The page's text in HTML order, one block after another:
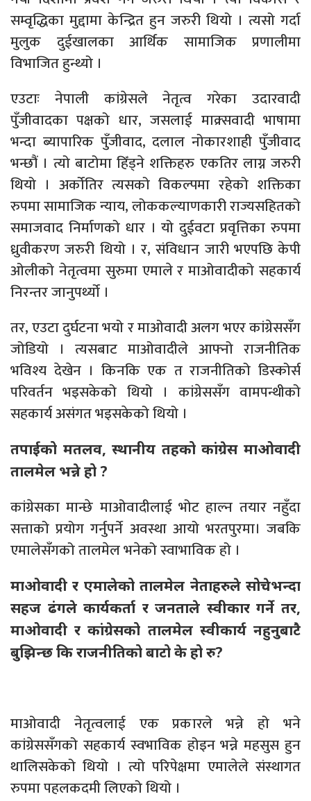
सम्वृद्धिका मुद्दामा केन्द्रित हुन जरुरी थियो । त्यसो गर्दा
मुलुक दुईखालका आर्थिक सामाजिक प्रणालीमा
विभाजित हुन्थ्यो ।
एउटाः नेपाली कांग्रेसले नेतृत्व गरेका उदारवादी
पुँजीवादका पक्षको धार, जसलाई माक्र्सवादी भाषामा
भन्दा ब्यापारिक पुँजीवाद, दलाल नोकारशाही पुँजीवाद
भन्छौं । त्यो बाटोमा हिँड्ने शक्तिहरु एकतिर लाग्न जरुरी
थियो । अर्कोतिर त्यसको विकल्पमा रहेको शक्तिका
रुपमा सामाजिक न्याय, लोककल्याणकारी राज्यसहितको
समाजवाद निर्माणको धार । यो दुईवटा प्रवृत्तिका रुपमा
ध्रुवीकरण जरुरी थियो । र, संविधान जारी भएपछि केपी
ओलीको नेतृत्वमा सुरुमा एमाले र माओवादीको सहकार्य
निरन्तर जानुपर्थ्यो ।
तर, एउटा दुर्घटना भयो र माओवादी अलग भएर कांग्रेससँग
जोडियो । त्यसबाट माओवादीले आफ्नो राजनीतिक
भविश्य देखेन । किनकि एक त राजनीतिको डिस्कोर्स
परिवर्तन भइसकेको थियो । कांग्रेससँग वामपन्थीको
सहकार्य असंगत भइसकेको थियो ।
तपाईको मतलव, स्थानीय तहको कांग्रेस माओवादी
तालमेल भन्ने हो ?
कांग्रेसका मान्छे माओवादीलाई भोट हाल्न तयार नहुँदा
सत्ताको प्रयोग गर्नुपर्ने अवस्था आयो भरतपुरमा। जबकि
एमालेसँगको तालमेल भनेको स्वाभाविक हो ।
माओवादी र एमालेको तालमेल नेताहरुले सोचेभन्दा
सहज ढंगले कार्यकर्ता र जनताले स्वीकार गर्ने तर,
माओवादी र कांग्रेसको तालमेल स्वीकार्य नहुनुबाटै
बुझिन्छ कि राजनीतिको बाटो के हो रु?
माओवादी नेतृत्वलाई एक प्रकारले भन्ने हो भने
कांग्रेससँगको सहकार्य स्वभाविक होइन भन्ने महसुस हुन
थालिसकेको थियो । त्यो परिपेक्षमा एमालेले संस्थागत
रुपमा पहलकदमी लिएको थियो ।